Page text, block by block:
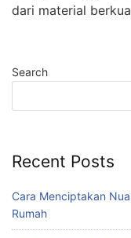
dari material
Search
Recent Posts
Cara Menciptakan
Rumah